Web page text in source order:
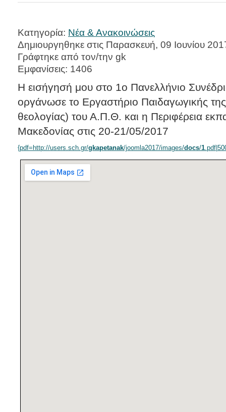
Κατηγορία: Νέα & Ανακοινώσεις
Δημιουργηθηκε στις Παρασκευή, 09 Ιουνίου
Γράφτηκε από τον/την gk
Εμφανίσεις: 1406
Η εισήγησή μου στο 1ο Πανελλήνιο
οργάνωσε το Εργαστήριο Παιδαγωγικής
θεολογίας) του Α.Π.Θ. και η Περιφέρεια
Μακεδονίας στις 20-21/05/2017
{pdf= http://users.sch.gr/gkapetanak/joomla2017/images/docs/1